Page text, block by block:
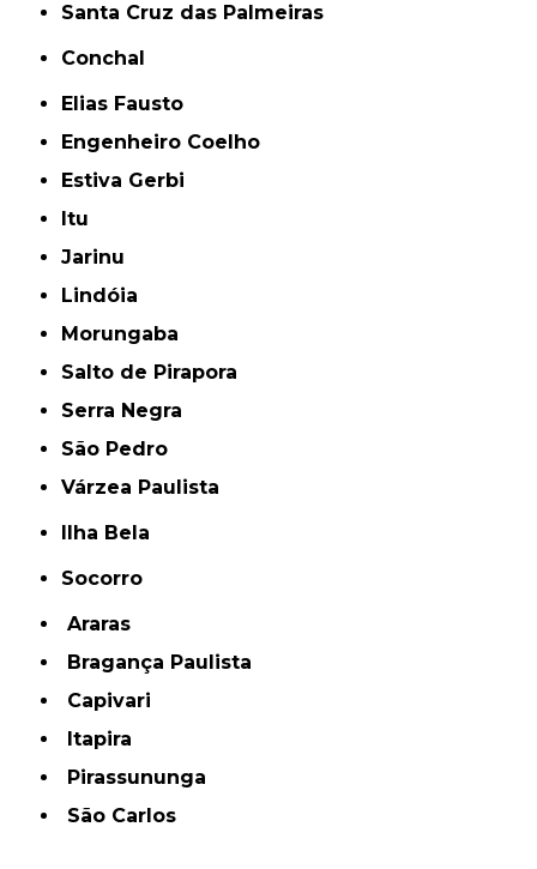
Santa Cruz das Palmeiras
Conchal
Elias Fausto
Engenheiro Coelho
Estiva Gerbi
Itu
Jarinu
Lindóia
Morungaba
Salto de Pirapora
Serra Negra
São Pedro
Várzea Paulista
Ilha Bela
Socorro
Araras
Bragança Paulista
Capivari
Itapira
Pirassununga
São Carlos